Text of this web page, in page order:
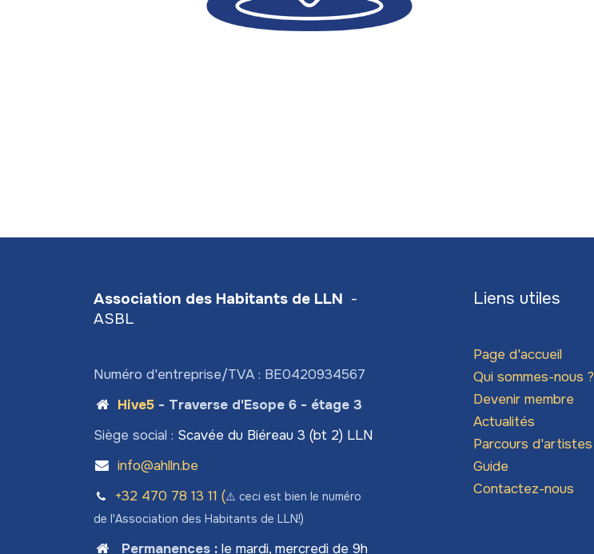
Association des Habitants de LLN -
ASBL
Numéro d'entreprise/TVA : BE0420934567
Hive5- Traverse d'Esope 6 - étage 3
Siège social : Scavée du Biéreau 3 (bt 2) LLN
info@ahlln.be
+32 470 78​ 13 11 (⚠️ ceci est bien le numéro
de l'Association des Habitants de LLN!)
Permanences: le mardi, mercredi de 9h
Liens utiles
Page d'accueil
Qui sommes-nous ?
Devenir membre
Actualités
Parcours d'artistes
Guide
Contactez-nous